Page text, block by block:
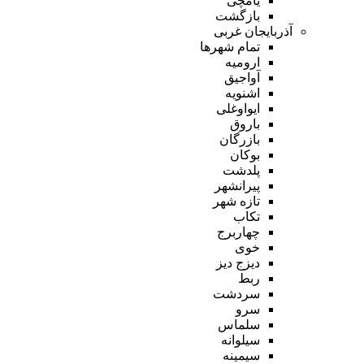
بازگشت
آذربایجان غربی
تمام شهر‌ها
ارومیه
آواجیق
اشنویه
ایواوغلی
باروق
بازرگان
بوکان
پلدشت
پیرانشهر
تازه شهر
تکاب
چهاربرج
خوی
دیزج دیز
ربط
سردشت
سرو
سلماس
سیلوانه
سیمینه